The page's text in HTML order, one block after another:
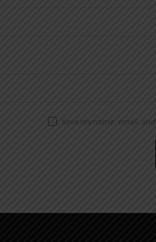
Save my name, email,